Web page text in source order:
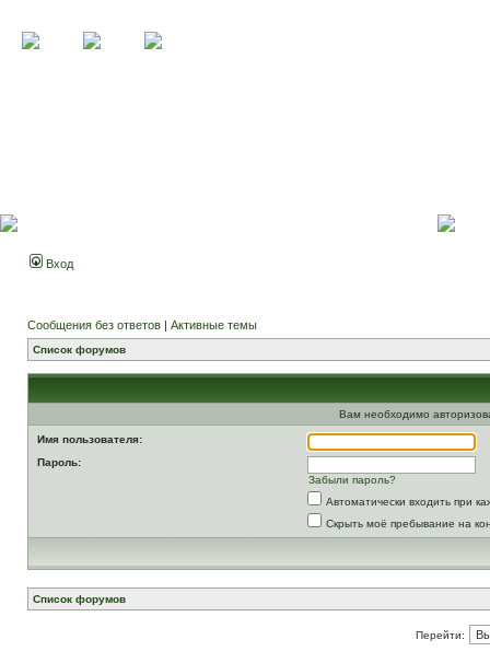
Вход
Сообщения без ответов | Активные темы
Список форумов
Вам необходимо
Имя пользователя:
Пароль:
Забыли пароль?
Автоматически входить при
Скрыть моё пребывание на
Список форумов
Перейти: